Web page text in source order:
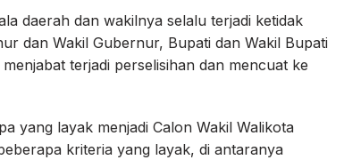
daerah dan wakilnya selalu terjadi ketidak
dan Wakil Gubernur, Bupati dan Wakil Bupati
terjadi perselisihan dan mencuat ke
yang layak menjadi Calon Wakil Walikota
kriteria yang layak, di antaranya